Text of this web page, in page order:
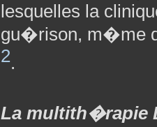
lesquelles la
gu�rison, m�me
2.
La multith�rapie